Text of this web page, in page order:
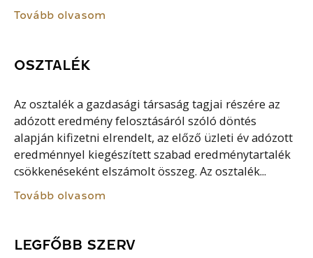
Tovább olvasom
OSZTALÉK
Az osztalék a gazdasági társaság tagjai részére az
adózott eredmény felosztásáról szóló döntés
alapján kifizetni elrendelt, az előző üzleti év adózott
eredménnyel kiegészített szabad eredménytartalék
csökkenéseként elszámolt összeg. Az osztalék...
Tovább olvasom
LEGFŐBB SZERV